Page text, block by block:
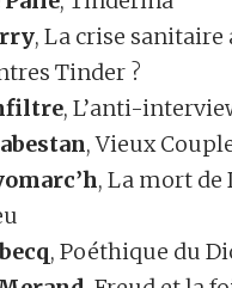
, La crise
Tinder ?
, L’anti-
, Vieux
, La mort de
, Poéthique du